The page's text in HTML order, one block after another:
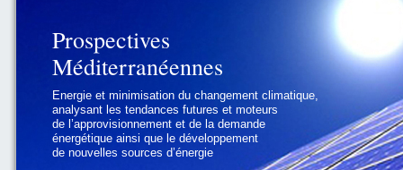
Prospectives
Méditerranéennes
Energie et minimisation du changement climatique,
analysant les tendances futures et moteurs
de l’approvisionnement et de la demande
énergétique ainsi que le développement
de nouvelles sources d’énergie
Prospectives
Méditerranéennes
Géopolitique et gouvernance, se focalisant sur les
défis politiques régionaux et internationaux
auxquels les pays méditerranéens
doivent faire face